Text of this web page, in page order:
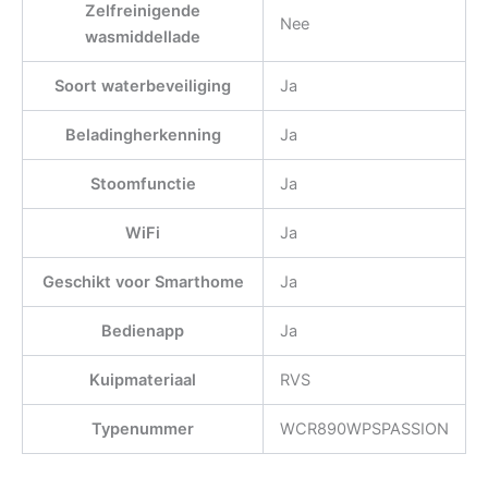
Zelfreinigende
wasmiddellade
Nee
Soort waterbeveiliging Ja
Beladingherkenning Ja
Stoomfunctie Ja
WiFi Ja
Geschikt voor Smarthome Ja
Bedienapp Ja
Kuipmateriaal RVS
Typenummer WCR890WPSPASSION